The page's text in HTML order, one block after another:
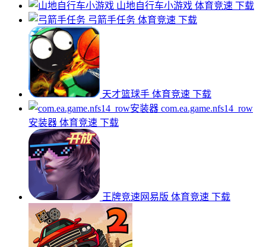
山地自行车小游戏 体育竞速 下载
弓箭手任务 体育竞速 下载
天才篮球手 体育竞速 下载
com.ea.game.nfs14_row
安装器 体育竞速 下载
王牌竞速网易版 体育竞速 下载